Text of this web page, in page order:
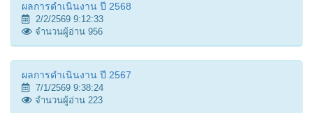
ผลการดำเนินงาน ปี 2568
2/2/2569 9:12:33
จำนวนผู้อ่าน 956
ผลการดำเนินงาน ปี 2567
7/1/2569 9:38:24
จำนวนผู้อ่าน 223